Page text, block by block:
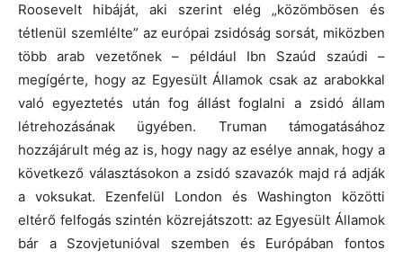
Roosevelt hibáját, aki szerint elég „közömbösen és
tétlenül szemlélte” az európai zsidóság sorsát, miközben
több arab vezetőnek – például Ibn Szaúd szaúdi –
megígérte, hogy az Egyesült Államok csak az arabokkal
való egyeztetés után fog állást foglalni a zsidó állam
létrehozásának ügyében. Truman támogatásához
hozzájárult még az is, hogy nagy az esélye annak, hogy a
következő választásokon a zsidó szavazók majd rá adják
a voksukat. Ezenfelül London és Washington közötti
eltérő felfogás szintén közrejátszott: az Egyesült Államok
bár a Szovjetunióval szemben és Európában fontos